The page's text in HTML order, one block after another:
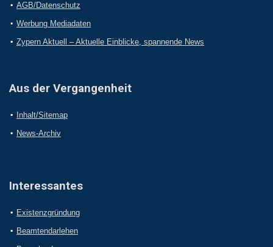
AGB/Datenschutz
Werbung Mediadaten
Zypern Aktuell – Aktuelle Einblicke, spannende News
Aus der Vergangenheit
Inhalt/Sitemap
News-Archiv
Interessantes
Existenzgründung
Beamtendarlehen